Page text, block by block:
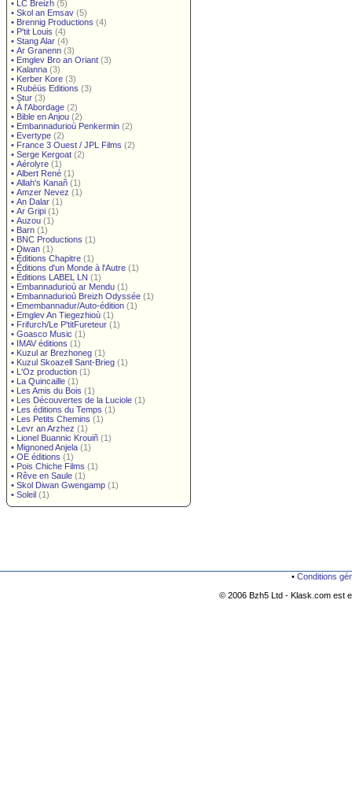
• LC Breizh (5)
• Skol an Emsav (5)
• Brennig Productions (4)
• P'tit Louis (4)
• Stang Alar (4)
• Ar Granenn (3)
• Emglev Bro an Oriant (3)
• Kalanna (3)
• Kerber Kore (3)
• Rubéüs Editions (3)
• Stur (3)
• À l'Abordage (2)
• Bible en Anjou (2)
• Embannadurioù Penkermin (2)
• Evertype (2)
• France 3 Ouest / JPL Films (2)
• Serge Kergoat (2)
• Aérolyre (1)
• Albert René (1)
• Allah's Kanañ (1)
• Amzer Nevez (1)
• An Dalar (1)
• Ar Gripi (1)
• Auzou (1)
• Barn (1)
• BNC Productions (1)
• Diwan (1)
• Éditions Chapitre (1)
• Éditions d'un Monde à l'Autre (1)
• Éditions LABEL LN (1)
• Embannadurioù ar Mendu (1)
• Embannadurioù Breizh Odyssée (1)
• Emembannadur/Auto-édition (1)
• Emglev An Tiegezhioù (1)
• Frifurch/Le P'titFureteur (1)
• Goasco Music (1)
• IMAV éditions (1)
• Kuzul ar Brezhoneg (1)
• Kuzul Skoazell Sant-Brieg (1)
• L'Oz production (1)
• La Quincaille (1)
• Les Amis du Bois (1)
• Les Découvertes de la Luciole (1)
• Les éditions du Temps (1)
• Les Petits Chemins (1)
• Levr an Arzhez (1)
• Lionel Buannic Krouiñ (1)
• Mignoned Anjela (1)
• OE éditions (1)
• Pois Chiche Films (1)
• Rêve en Saule (1)
• Skol Diwan Gwengamp (1)
• Soleil (1)
• Conditions
© 2006 Bzh5 Ltd - Klask.com est